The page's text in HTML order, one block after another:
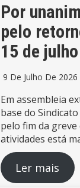
Por
pelo
15 de julho
9 De Julho De 2026
Em assembleia
base do
pelo fim da
atividades está
Ler mais